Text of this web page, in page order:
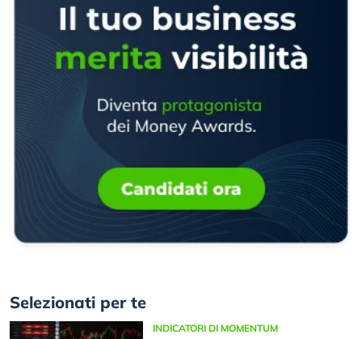
Selezionati per te
INDICATORI DI MOMENTUM